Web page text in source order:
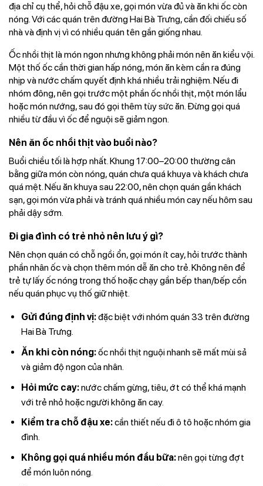
địa chỉ cụ thể, hỏi chỗ đậu xe, gọi món vừa đủ và ăn khi ốc còn
nóng. Với các quán trên đường Hai Bà Trưng, cần đối chiếu số
nhà và định vị vì có nhiều quán tên gần giống nhau.
Ốc nhồi thịt là món ngon nhưng không phải món nên ăn kiểu vội.
Một thố ốc cần thời gian hấp nóng, món ăn kèm cần ra đúng
nhịp và nước chấm quyết định khá nhiều trải nghiệm. Nếu đi
nhóm đông, nên gọi trước một phần ốc nhồi thịt, một món lẩu
hoặc món nướng, sau đó gọi thêm tùy sức ăn. Đừng gọi quá
nhiều từ đầu vì ốc để nguội sẽ giảm ngon.
Nên ăn ốc nhồi thịt vào buổi nào?
Buổi chiều tối là hợp nhất. Khung 17:00–20:00 thường cân
bằng giữa món còn nóng, quán chưa quá khuya và khách chưa
quá mệt. Nếu ăn khuya sau 22:00, nên chọn quán gần khách
sạn, gọi món vừa phải và tránh quá nhiều món cay nếu hôm sau
phải dậy sớm.
Đi gia đình có trẻ nhỏ nên lưu ý gì?
Nên chọn quán có chỗ ngồi ổn, gọi món ít cay, hỏi trước thành
phần nhân ốc và chọn thêm món dễ ăn cho trẻ. Không nên để
trẻ tự lấy ốc nóng trong thố hoặc chạy gần bếp than/bếp cồn
nếu quán phục vụ thố giữ nhiệt.
Gửi đúng định vị:đặc biệt với nhóm quán 33 trên đường
Hai Bà Trưng.
Ăn khi còn nóng:ốc nhồi thịt nguội nhanh sẽ mất mùi sả
và giảm độ ngon của nhân.
Hỏi mức cay:nước chấm gừng, tiêu, ớt có thể khá mạnh
với trẻ nhỏ hoặc người không ăn cay.
Kiểm tra chỗ đậu xe:cần thiết nếu đi ô tô hoặc nhóm gia
đình.
Không gọi quá nhiều món đầu bữa:nên gọi từng đợt
để món luôn nóng.